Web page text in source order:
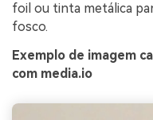
foil ou tinta metálica
fosco.
Exemplo de imagem
com media.io